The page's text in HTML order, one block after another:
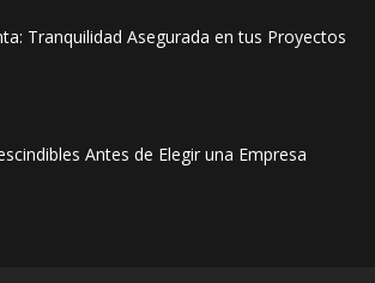
Tranquilidad Asegurada en tus Proyectos
Antes de Elegir una Empresa